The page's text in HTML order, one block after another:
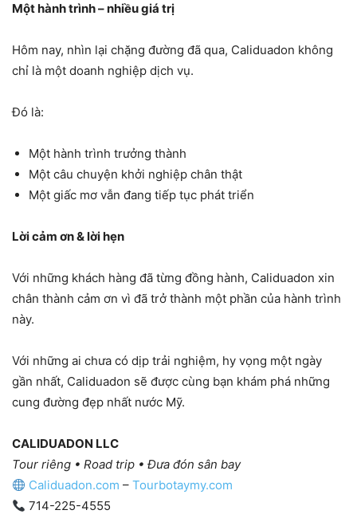
Một hành trình – nhiều giá trị
Hôm nay, nhìn lại chặng đường đã qua, Caliduadon không
chỉ là một doanh nghiệp dịch vụ.
Đó là:
Một hành trình trưởng thành
Một câu chuyện khởi nghiệp chân thật
Một giấc mơ vẫn đang tiếp tục phát triển
Lời cảm ơn & lời hẹn
Với những khách hàng đã từng đồng hành, Caliduadon xin
chân thành cảm ơn vì đã trở thành một phần của hành trình
này.
Với những ai chưa có dịp trải nghiệm, hy vọng một ngày
gần nhất, Caliduadon sẽ được cùng bạn khám phá những
cung đường đẹp nhất nước Mỹ.
CALIDUADON LLC
Tour riêng • Road trip • Đưa đón sân bay
Caliduadon.com –Tourbotaymy.com
714-225-4555